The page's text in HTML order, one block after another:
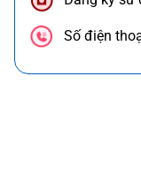
Số điện